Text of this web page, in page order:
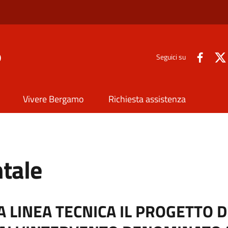
Seguici su
Vivere Bergamo Richiesta assistenza
TECNICA IL PROGETTO